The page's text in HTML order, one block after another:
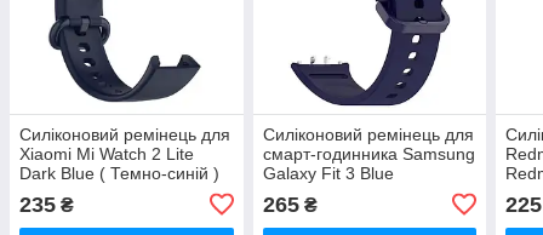
Силіконовий ремінець для
Xiaomi Mi Watch 2 Lite
Dark Blue ( Темно-синій )
235 ₴
Силіконовий ремінець для
смарт-годинника Samsung
Galaxy Fit 3 Blue
265₴ 225